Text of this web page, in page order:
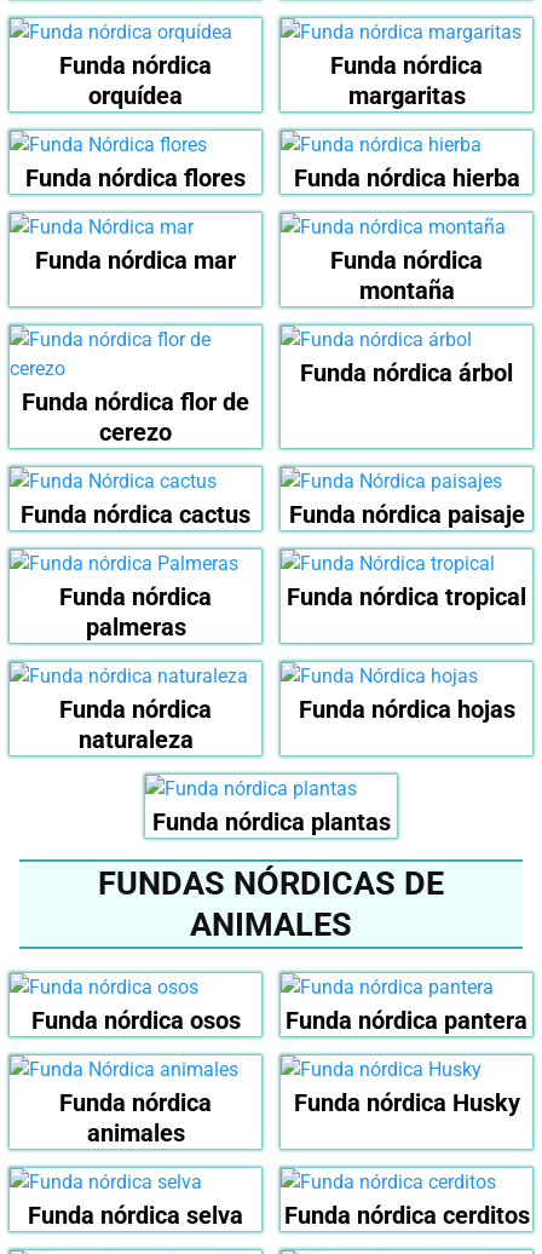
Funda nórdica
orquídea
Funda nórdica
margaritas
Funda nórdica flores Funda nórdica hierba
Funda nórdica mar
Funda nórdica
montaña
Funda nórdica flor de
cerezo
Funda nórdica árbol
Funda nórdica cactus Funda nórdica paisaje
Funda nórdica
palmeras
Funda nórdica tropical
Funda nórdica
naturaleza
Funda nórdica hojas
Funda nórdica plantas
FUNDAS NÓRDICAS DE
ANIMALES
Funda nórdica osos Funda nórdica pantera
Funda nórdica
animales
Funda nórdica Husky
Funda nórdica selva Funda nórdica cerditos